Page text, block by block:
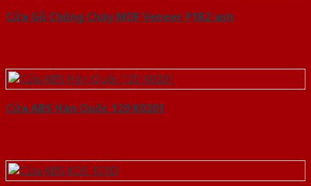
Cửa Gỗ Chống Cháy MDF Veneer P1R2 ash
Cửa ABS Hàn Quốc 120 K0201